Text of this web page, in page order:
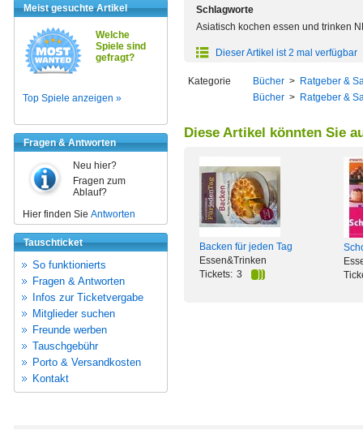
Meist gesuchte Artikel
Welche
Spiele sind
gefragt?
Top Spiele anzeigen »
Fragen & Antworten
Neu hier?
Fragen zum
Ablauf?
Hier finden Sie Antworten
Tauschticket
So funktionierts
Fragen & Antworten
Infos zur Ticketvergabe
Mitglieder suchen
Freunde werben
Tauschgebühr
Porto & Versandkosten
Kontakt
Schlagworte
Asiatisch kochen essen und trinken
Dieser Artikel ist 2 mal verfügbar
Kategorie Bücher > Ratgeber &
Bücher > Ratgeber &
Diese Artikel könnten Sie
Backen für jeden Tag
Essen&Trinken
Tickets: 3